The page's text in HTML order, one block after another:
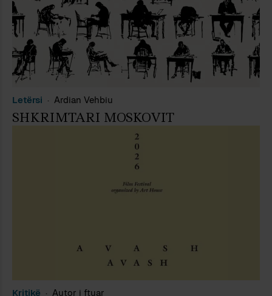
Letërsi Ardian Vehbiu
SHKRIMTARI MOSKOVIT
Kritikë Autor i ftuar